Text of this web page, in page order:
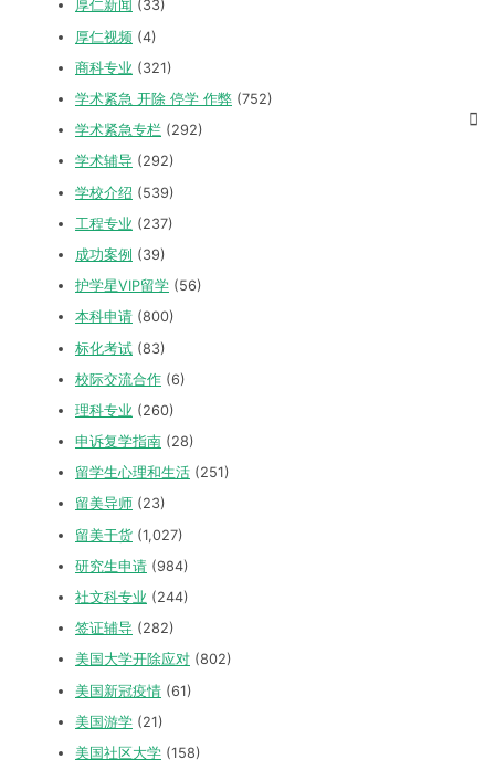
厚仁新闻 (33)
厚仁视频 (4)
商科专业 (321)
学术紧急 开除 停学 作弊 (752)
学术紧急专栏 (292)
学术辅导 (292)
学校介绍 (539)
工程专业 (237)
成功案例 (39)
护学星VIP留学 (56)
本科申请 (800)
标化考试 (83)
校际交流合作 (6)
理科专业 (260)
申诉复学指南 (28)
留学生心理和生活 (251)
留美导师 (23)
留美干货 (1,027)
研究生申请 (984)
社文科专业 (244)
签证辅导 (282)
美国大学开除应对 (802)
美国新冠疫情 (61)
美国游学 (21)
美国社区大学 (158)